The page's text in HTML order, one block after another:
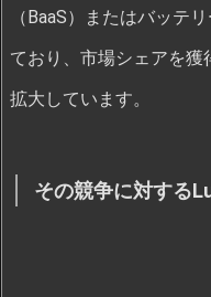
（BaaS）またはバッテ
ており、市場シェアを
拡大しています。
その競争に対する